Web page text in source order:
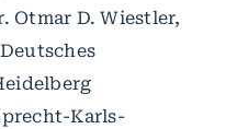
Otmar D. Wiestler,
Karls-